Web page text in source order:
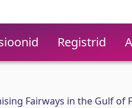
Registrid
Fairways in the Gulf of